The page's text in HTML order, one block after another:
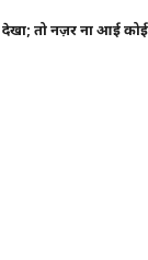
देखा;तोनज़रनाआईकोई